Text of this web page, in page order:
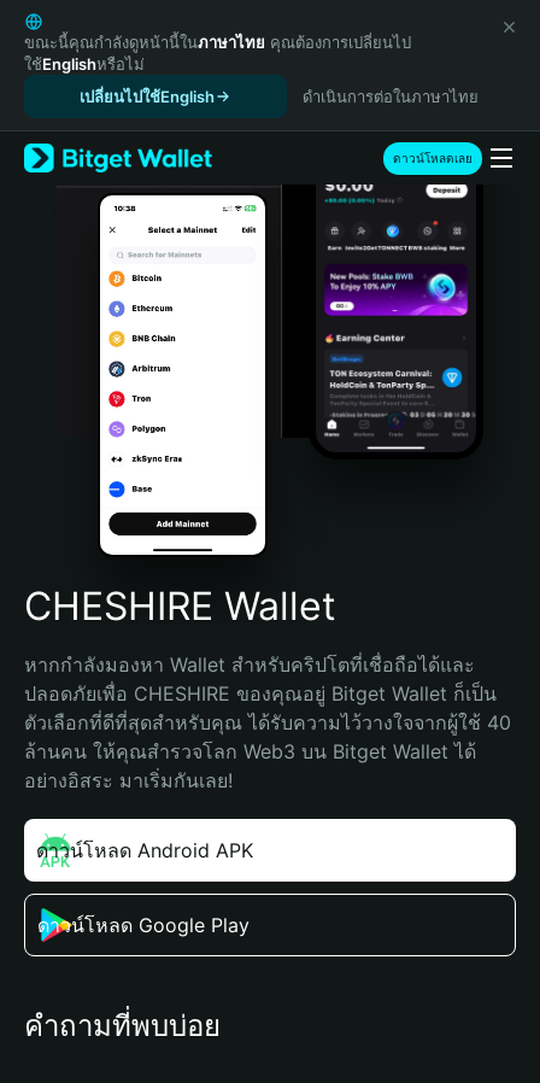
English
日本語
Tiếng Việt
Español (Latinoamérica)
Türkçe
Italiano
Português (Portugal)
Bahasa Indonesia
Português (Brasil)
Español (Argentina)
ขณะนี้คุณกำลังดูหน้านี้ในภาษาไทย คุณต้องการเปลี่ยนไป
ใช้Englishหรือไม่
เปลี่ยนไปใช้English
ดำเนินการต่อในภาษาไทย
ดาวน์โหลดเลย
CHESHIRE Wallet
หากกำลังมองหา Wallet สำหรับคริปโตที่เชื่อถือได้และ
ปลอดภัยเพื่อ CHESHIRE ของคุณอยู่ Bitget Wallet ก็เป็น
ตัวเลือกที่ดีที่สุดสำหรับคุณ ได้รับความไว้วางใจจากผู้ใช้ 40
ล้านคน ให้คุณสำรวจโลก Web3 บน Bitget Wallet ได้
อย่างอิสระ มาเริ่มกันเลย!
ดาวน์โหลด Android APK
ดาวน์โหลด Google Play
คำถามที่พบบ่อย